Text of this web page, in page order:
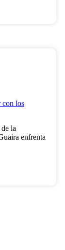
con los
la
enfrenta